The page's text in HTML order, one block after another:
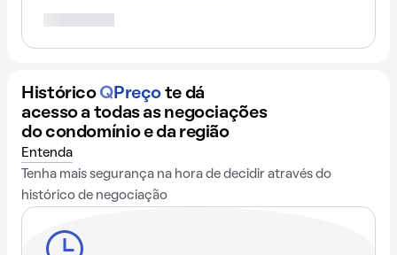
Histórico QPreço te dá
acesso a todas as negociações
do condomínio e da região
Entenda
Tenha mais segurança na hora de decidir através do
histórico de negociação